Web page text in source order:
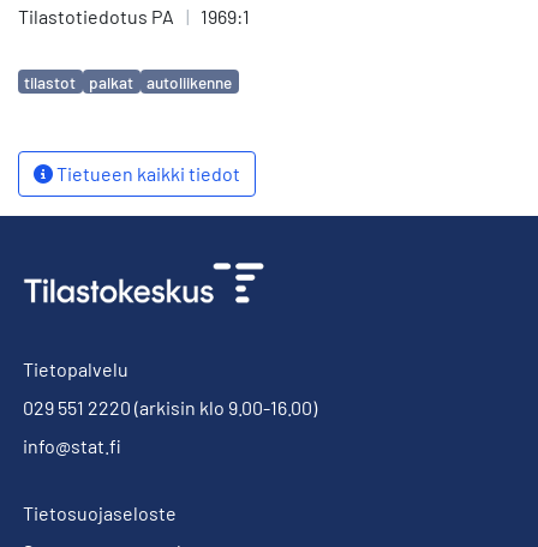
Tilastotiedotus PA | 1969:1
Avainsanat
tilastot palkat autoliikenne
Tietueen kaikki tiedot
Tietopalvelu
029 551 2220 (arkisin klo 9.00-16.00)
info@stat.fi
Tietosuojaseloste